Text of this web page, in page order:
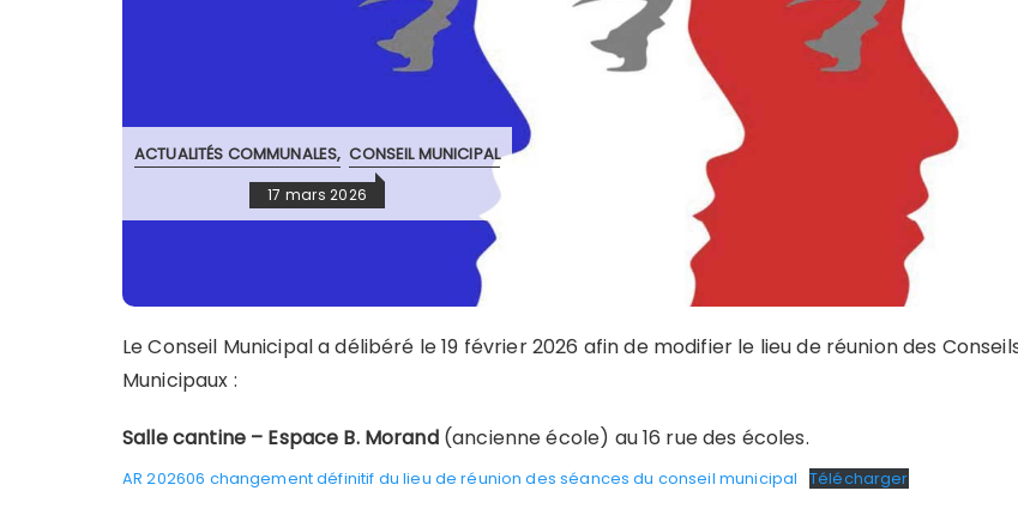
ACTUALITÉS COMMUNALES CONSEIL MUNICIPAL
17 mars 2026
Le Conseil Municipal a délibéré le 19 février 2026 afin de modifier le lieu de réunion des
Municipaux :
Salle cantine – Espace B. Morand(ancienne école) au 16 rue des écoles.
AR 202606 changement définitif du lieu de réunion des séances du conseil municipal Télécharger